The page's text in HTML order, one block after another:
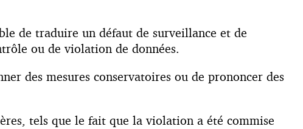
de traduire un défaut de surveillance et de
ou de violation de données.
des mesures conservatoires ou de prononcer des
tels que le fait que la violation a été commise